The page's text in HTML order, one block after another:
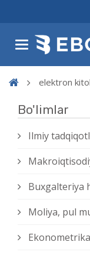
elektron
Bo'limlar
Ilmiy
Buxgalteriya
Moliya, pul